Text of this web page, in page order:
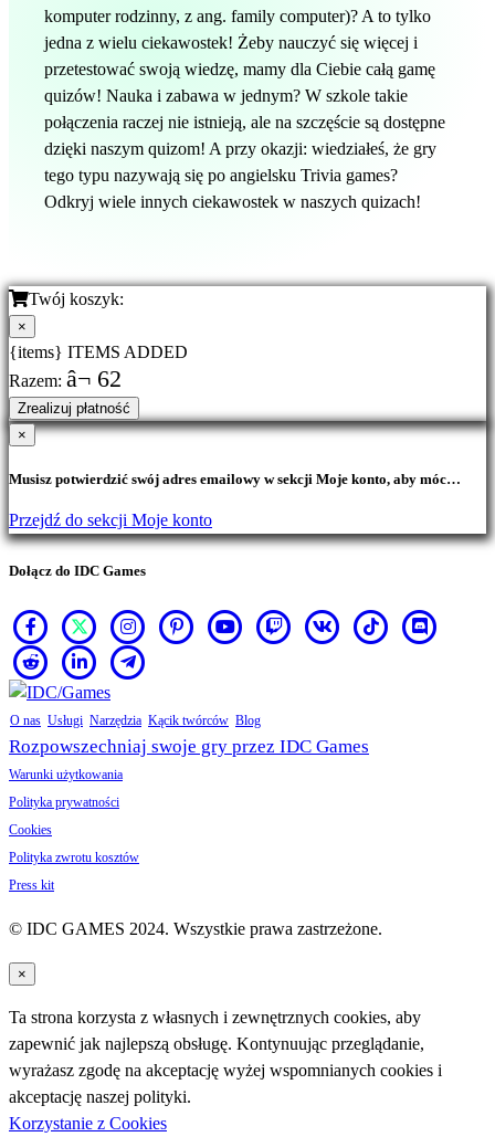
komputer rodzinny, z ang. family computer)? A to tylko
jedna z wielu ciekawostek! Żeby nauczyć się więcej i
przetestować swoją wiedzę, mamy dla Ciebie całą gamę
quizów! Nauka i zabawa w jednym? W szkole takie
połączenia raczej nie istnieją, ale na szczęście są dostępne
dzięki naszym quizom! A przy okazji: wiedziałeś, że gry
tego typu nazywają się po angielsku Trivia games?
Odkryj wiele innych ciekawostek w naszych quizach!
Twój koszyk:
×
{items} ITEMS ADDED
Razem: â¬ 62
Zrealizuj płatność
×
Musisz potwierdzić swój adres emailowy w sekcji Moje konto, aby móc
Przejdź do sekcji Moje konto
Dołącz do IDC Games
O nas Usługi Narzędzia Kącik twórców Blog
Rozpowszechniaj swoje gry przez IDC Games
Warunki użytkowania
Polityka prywatności
Cookies
Polityka zwrotu kosztów
Press kit
© IDC GAMES 2024. Wszystkie prawa zastrzeżone.
×
Ta strona korzysta z własnych i zewnętrznych cookies, aby
zapewnić jak najlepszą obsługę. Kontynuując przeglądanie,
wyrażasz zgodę na akceptację wyżej wspomnianych cookies i
akceptację naszej polityki.
Korzystanie z Cookies